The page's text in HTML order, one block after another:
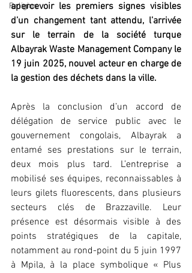
Religion
apercevoir les premiers signes visibles
d’un changement tant attendu, l’arrivée
sur le terrain de la société turque
Albayrak Waste Management Company le
19 juin 2025, nouvel acteur en charge de
la gestion des déchets dans la ville.
Après la conclusion d’un accord de
délégation de service public avec le
gouvernement congolais, Albayrak a
entamé ses prestations sur le terrain,
deux mois plus tard. L’entreprise a
mobilisé ses équipes, reconnaissables à
leurs gilets fluorescents, dans plusieurs
secteurs clés de Brazzaville. Leur
présence est désormais visible à des
points stratégiques de la capitale,
notamment au rond-point du 5 juin 1997
à Mpila, à la place symbolique « Plus